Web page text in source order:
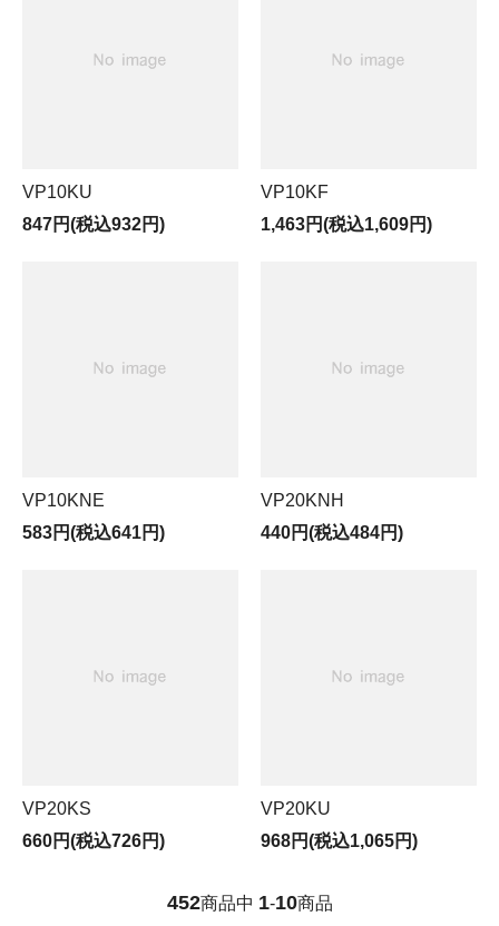
VP10KU
847円(税込932円)
VP10KF
1,463円(税込1,609円)
VP10KNE
583円(税込641円)
VP20KNH
440円(税込484円)
VP20KS
660円(税込726円)
VP20KU
968円(税込1,065円)
452商品中 1-10商品